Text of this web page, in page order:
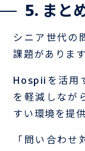
5. まと
シニア世代の
課題があります
Hospiiを活用
を軽減しなが
すい環境を提
「問い合わ